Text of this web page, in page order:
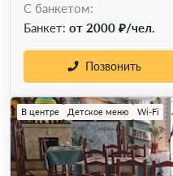
С банкетом:
Банкет: от 2000 ₽/чел.
Позвонить
В центре Детское меню Wi-Fi